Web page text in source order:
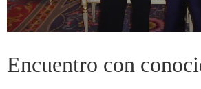
Encuentro con